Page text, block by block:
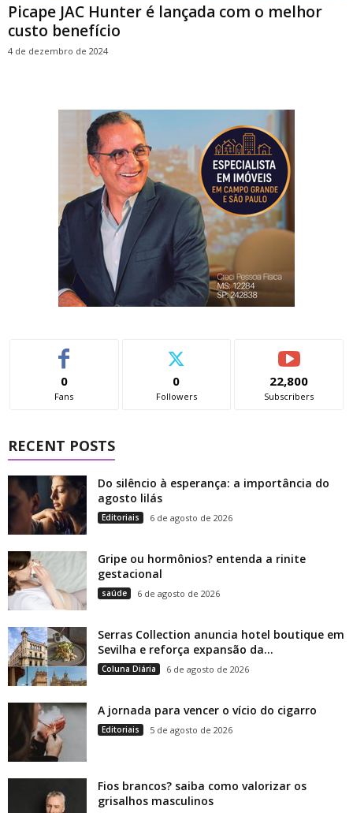
Picape JAC Hunter é lançada com o melhor
custo benefício
4 de dezembro de 2024
0
Fans
0
Followers
22,800
Subscribers
RECENT POSTS
Do silêncio à esperança: a importância do
agosto lilás
Editoriais 6 de agosto de 2026
Gripe ou hormônios? entenda a rinite
gestacional
saúde 6 de agosto de 2026
Serras Collection anuncia hotel boutique em
Sevilha e reforça expansão da...
Coluna Diária 6 de agosto de 2026
A jornada para vencer o vício do cigarro
Editoriais 5 de agosto de 2026
Fios brancos? saiba como valorizar os
grisalhos masculinos